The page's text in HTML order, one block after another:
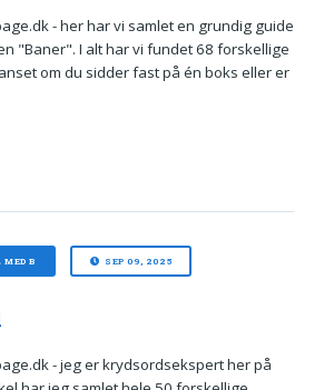
- her har vi samlet en grundig guide
"Baner". I alt har vi fundet 68 forskellige
om du sidder fast på én boks eller er
MED B SEP 09, 2025
- jeg er krydsordsekspert her på